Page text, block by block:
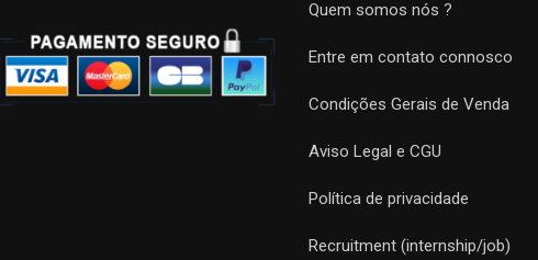
Quem somos nós ?
Entre em contato connosco
Condições Gerais de Venda
Aviso Legal e CGU
Política de privacidade
Recruitment (internship/job)